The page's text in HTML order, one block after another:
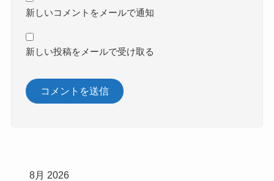
新しいコメントをメールで通知
新しい投稿をメールで受け取る
8月 2026